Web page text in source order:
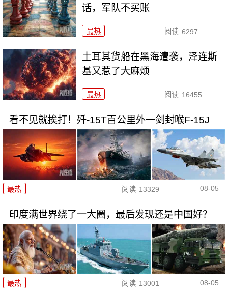
话，军队不买账
最热 阅读 6297
土耳其货船在黑海遭袭，泽连斯
基又惹了大麻烦
最热 阅读 16455
看不见就挨打！歼-15T百公里外一剑封喉F-15J
最热 阅读 13329 08-05
印度满世界绕了一大圈，最后发现还是中国好？
最热 阅读 13001 08-05